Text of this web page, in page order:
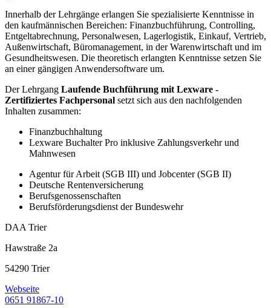
Innerhalb der Lehrgänge erlangen Sie spezialisierte Kenntnisse in
den kaufmännischen Bereichen: Finanzbuchführung, Controlling,
Entgeltabrechnung, Personalwesen, Lagerlogistik, Einkauf, Vertrieb,
Außenwirtschaft, Büromanagement, in der Warenwirtschaft und im
Gesundheitswesen. Die theoretisch erlangten Kenntnisse setzen Sie
an einer gängigen Anwendersoftware um.
Der Lehrgang Laufende Buchführung mit Lexware -
Zertifiziertes Fachpersonal setzt sich aus den nachfolgenden
Inhalten zusammen:
Finanzbuchhaltung
Lexware Buchalter Pro inklusive Zahlungsverkehr und
Mahnwesen
Agentur für Arbeit (SGB III) und Jobcenter (SGB II)
Deutsche Rentenversicherung
Berufsgenossenschaften
Berufsförderungsdienst der Bundeswehr
DAA Trier
Hawstraße 2a
54290 Trier
Webseite
0651 91867-10